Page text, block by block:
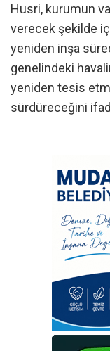
Husri, kurumun
verecek şekilde
yeniden inşa
genelindeki
yeniden tesis
sürdüreceğini